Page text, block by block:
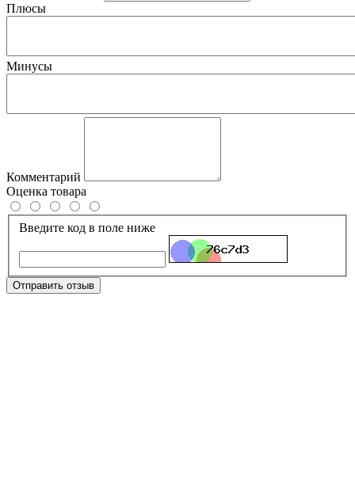
Плюсы
Минусы
Комментарий
Оценка товара
Введите код в поле ниже
Отправить отзыв